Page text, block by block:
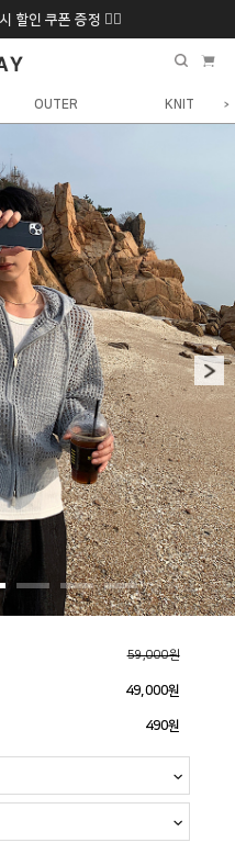
할인 쿠폰 증정 ❤️‍🔥
~ 9/12월
OUTER KNIT
59,000원
49,000원
490원